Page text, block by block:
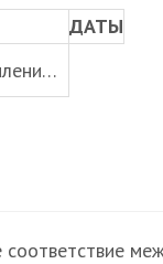
ДАТЫ
соответствие